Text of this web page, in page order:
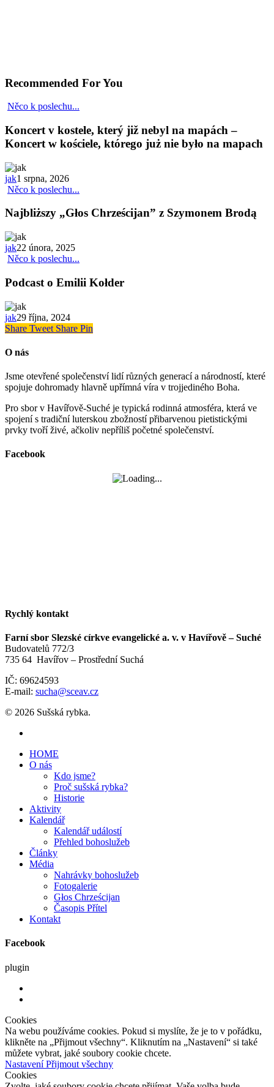
Recommended For You
Něco k poslechu...
Koncert v kostele, který již nebyl na mapách –
Koncert w kościele, którego już nie było na mapach
jak1 srpna, 2026
Něco k poslechu...
Najbliższy „Głos Chrześcijan” z Szymonem Brodą
jak22 února, 2025
Něco k poslechu...
Podcast o Emilii Kołder
jak29 října, 2024
Share Tweet Share Pin
O nás
Jsme otevřené společenství lidí různých generací a národností, které
spojuje dohromady hlavně upřímná víra v trojjediného Boha.
Pro sbor v Havířově-Suché je typická rodinná atmosféra, která ve
spojení s tradiční luterskou zbožností přibarvenou pietistickými
prvky tvoří živé, ačkoliv nepříliš početné společenství.
Facebook
Rychlý kontakt
Farní sbor Slezské církve evangelické a. v. v Havířově – Suché
Budovatelů 772/3
735 64 Havířov – Prostřední Suchá
IČ: 69624593
E-mail: sucha@sceav.cz
© 2026 Sušská rybka.
HOME
O nás
Kdo jsme?
Proč sušská rybka?
Historie
Aktivity
Kalendář
Kalendář událostí
Přehled bohoslužeb
Články
Média
Nahrávky bohoslužeb
Fotogalerie
Głos Chrześcijan
Časopis Přítel
Kontakt
Facebook
plugin
Cookies
Na webu používáme cookies. Pokud si myslíte, že je to v pořádku,
klikněte na „Přijmout všechny“. Kliknutím na „Nastavení“ si také
můžete vybrat, jaké soubory cookie chcete.
NastaveníPřijmout všechny
Cookies